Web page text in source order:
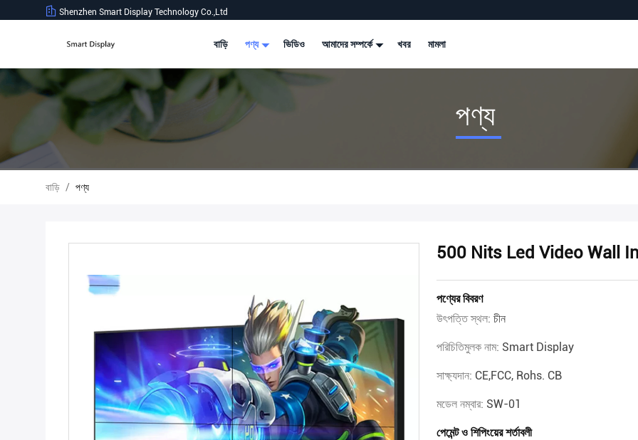
Shenzhen Smart Display Technology Co.,Ltd
বাড়ি পণ্য ভিডিও আমাদের সম্পর্কে খবর মামলা
পণ্য
বাড়ি / পণ্য
500 Nits Led Video Wall
পণ্যের বিবরণ
উৎপত্তি স্থল: চীন
পরিচিতিমুলক নাম: Smart Display
সাক্ষ্যদান: CE,FCC, Rohs. CB
মডেল নম্বার: SW-01
পেমেন্ট ও শিপিংয়ের শর্তাবলী